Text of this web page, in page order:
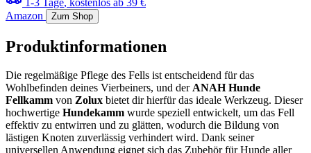
Amazon
Zum Shop
Produktinformationen
Die regelmäßige Pflege des Fells ist entscheidend für das
Wohlbefinden deines Vierbeiners, und derANAH Hunde
Fellkamm von Zolux bietet dir hierfür das ideale Werkzeug. Dieser
hochwertige Hundekamm wurde speziell entwickelt, um das Fell
effektiv zu entwirren und zu glätten, wodurch die Bildung von
lästigen Knoten zuverlässig verhindert wird. Dank seiner
universellen Anwendung eignet sich das Zubehör für Hunde aller